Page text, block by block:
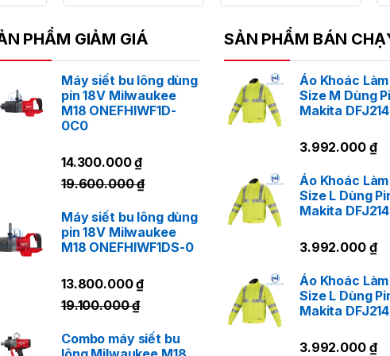
Chế Độ Hàn Synergic – Đơn Giản
Ngoài chế độ hàn thủ công, MIG NB 270D được trang bị
cần chọn loại vật liệu và đường kính dây, máy sẽ tự
giúp:
Người thợ mới:Dễ dàng tạo ra mối hàn chất lượng
Thợ chuyên nghiệp:
Tiết kiệm đáng kể thời gian cài
Kiểm Soát Hồ Quang Chuyên
Trội
Điều chỉnh cuộn kháng (Inductance):
Cho phép
nó “mềm” hơn để giảm bắn tóe hoặc “cứng” hơn để
liệu.
Chế độ 2T/4T:Chế độ 4T lý tưởng cho các đường
PHẨM GIẢM GIÁ
Máy siết bu lông dùng
pin 18V Milwaukee
M18 ONEFHIWF1D-
0C0
14.300.000₫
19.600.000₫
Máy siết bu lông dùng
pin 18V Milwaukee
M18 ONEFHIWF1DS-0
13.800.000₫
19.100.000₫
Combo máy siết bu
SẢN PHẨM BÁN
Áo Khoác
Size M Dùng
Makita
3.992.000 ₫
Áo Khoác
Size L Dùng
Makita
3.992.000 ₫
Áo Khoác
Size L Dùng
Makita
3.992.000 ₫